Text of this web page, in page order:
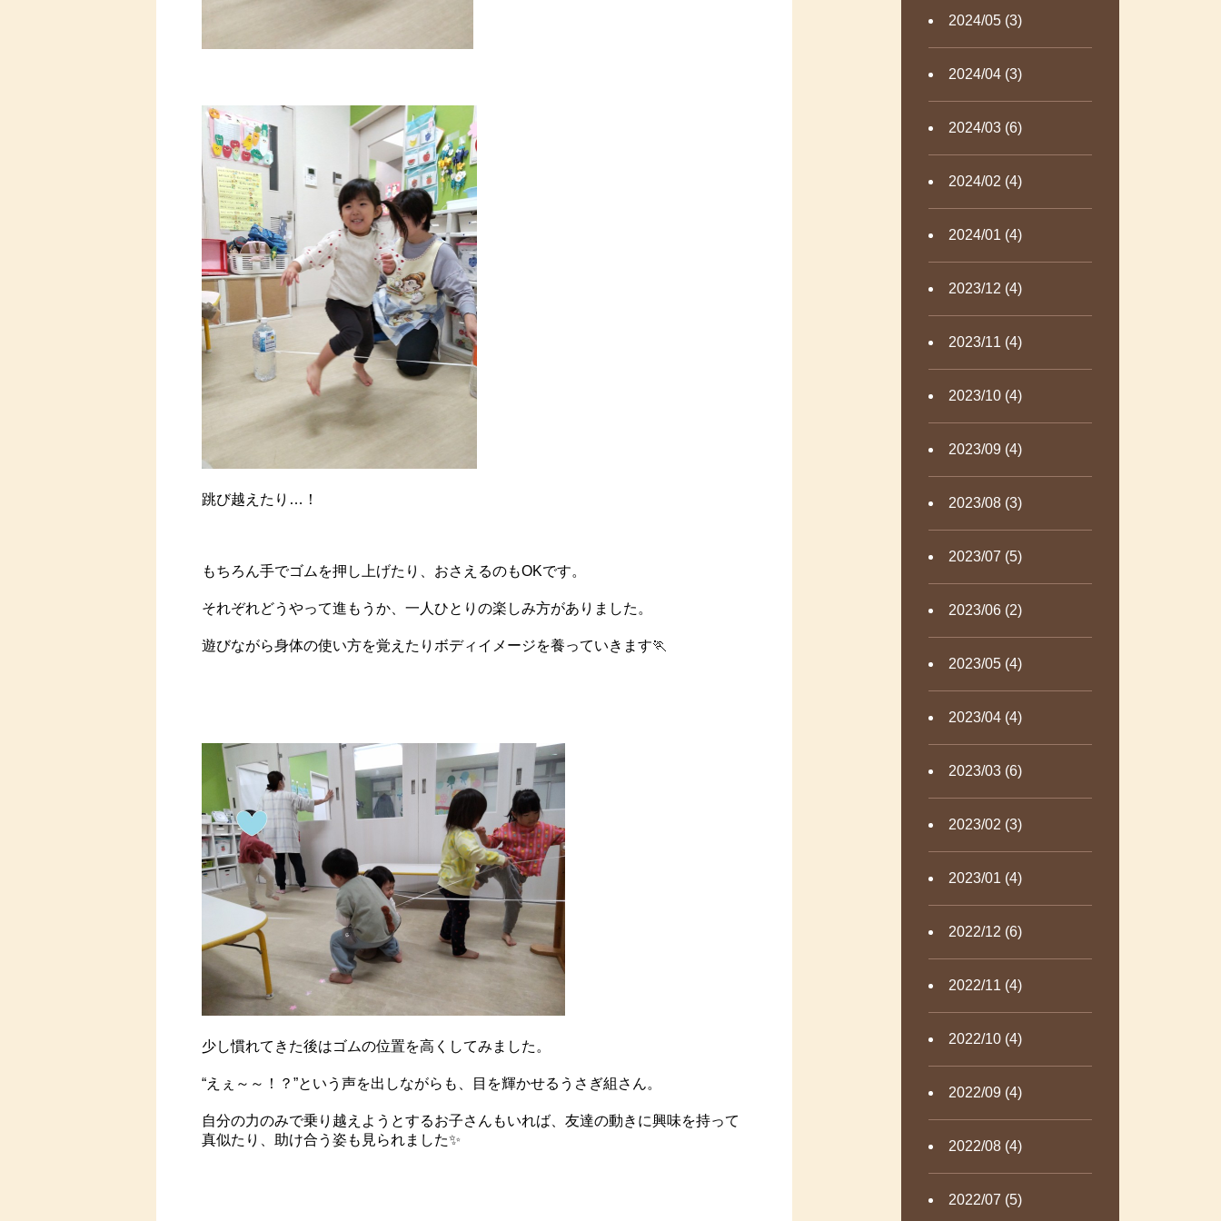
2024/05 (3)
2024/04 (3)
2024/03 (6)
2024/02 (4)
2024/01 (4)
2023/12 (4)
2023/11 (4)
2023/10 (4)
2023/09 (4)
2023/08 (3)
2023/07 (5)
2023/06 (2)
2023/05 (4)
2023/04 (4)
2023/03 (6)
2023/02 (3)
2023/01 (4)
2022/12 (6)
2022/11 (4)
2022/10 (4)
2022/09 (4)
2022/08 (4)
2022/07 (5)
跳び越えたり…！
もちろん手でゴムを押し上げたり、おさえるのもOKです。
それぞれどうやって進もうか、一人ひとりの楽しみ方がありました。
遊びながら身体の使い方を覚えたりボディイメージを養っていきます🏃
少し慣れてきた後はゴムの位置を高くしてみました。
“えぇ～～！？”という声を出しながらも、目を輝かせるうさぎ組さん。
自分の力のみで乗り越えようとするお子さんもいれば、友達の動きに興味を持って
真似たり、助け合う姿も見られました✨